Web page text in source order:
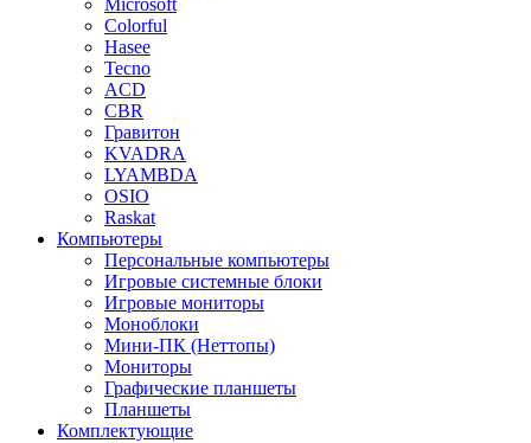
Microsoft
Colorful
Hasee
Tecno
ACD
CBR
Гравитон
KVADRA
LYAMBDA
OSIO
Raskat
Компьютеры
Персональные компьютеры
Игровые системные блоки
Игровые мониторы
Моноблоки
Мини-ПК (Неттопы)
Мониторы
Графические планшеты
Планшеты
Комплектующие